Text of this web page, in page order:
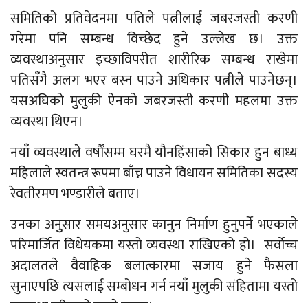
समितिको प्रतिवेदनमा पतिले पत्नीलाई जबरजस्ती करणी
गरेमा पनि सम्बन्ध विच्छेद हुने उल्लेख छ। उक्त
व्यवस्थाअनुसार इच्छाविपरीत शारीरिक सम्बन्ध राखेमा
पतिसँगै अलग भएर बस्न पाउने अधिकार पत्नीले पाउनेछन्।
यसअघिको मुलुकी ऐनको जबरजस्ती करणी महलमा उक्त
व्यवस्था थिएन।
नयाँ व्यवस्थाले वर्षौंसम्म घरमै यौनहिंसाको सिकार हुन बाध्य
महिलाले स्वतन्त्र रूपमा बाँच्न पाउने विधायन समितिका सदस्य
रेवतीरमण भण्डारीले बताए।
उनका अनुुसार समयअनुसार कानुन निर्माण हुनुपर्ने भएकाले
परिमार्जित विधेयकमा यस्तो व्यवस्था राखिएको हो। सर्वोच्च
अदालतले वैवाहिक बलात्कारमा सजाय हुने फैसला
सुनाएपछि त्यसलाई सम्बोधन गर्न नयाँ मुलुकी संहितामा यस्तो